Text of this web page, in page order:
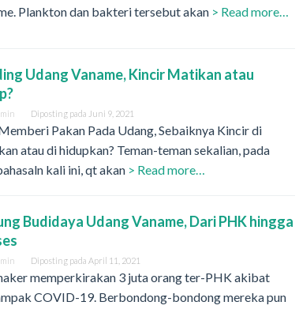
Plankton dan bakteri tersebut akan > Read more…
Udang Vaname, Kincir Matikan atau
Diposting pada Juni 9, 2021
Pakan Pada Udang, Sebaiknya Kincir di
atau di hidupkan? Teman-teman sekalian, pada
kali ini, qt akan > Read more…
Budidaya Udang Vaname, Dari PHK hingga
Diposting pada April 11, 2021
memperkirakan 3 juta orang ter-PHK akibat
COVID-19. Berbondong-bondong mereka pun